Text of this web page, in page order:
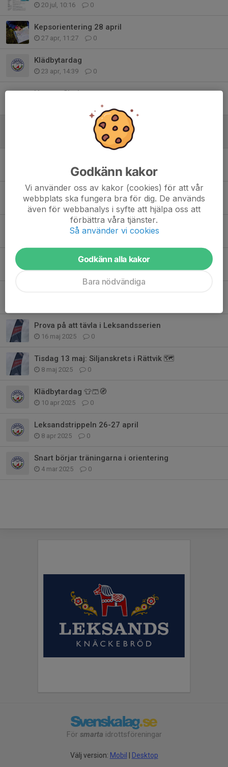
20 jul, 10:16 0
Kepsorientering 28 april
27 apr, 11:27 0
Klädbytardag
23 apr, 14:39 0
Hyra av SI-pinnar
Klubbläger 22-24 maj
0
15 dec 2025 0
Info från Skärmskoj
22 sep 2025 0
Ledare Skärmskoj
Klubbarbete Bondens Marknad
7 jul 2025 0
Prova på att tävla i Leksandsserien
16 maj 2025 0
Tisdag 13 maj: Siljanskrets i Rättvik 🗺️
8 maj 2025 0
Klädbytardag 👕🩳🧭
10 apr 2025 0
Leksandstrippeln 26-27 april
8 apr 2025 0
Snart börjar träningarna i orientering
4 mar 2025 0
För smarta idrottsföreningar
Välj version: Mobil | Desktop
Godkänn kakor
Vi använder oss av kakor (cookies) för att vår
webbplats ska fungera bra för dig. De används
även för webbanalys i syfte att hjälpa oss att
förbättra våra tjänster.
Så använder vi cookies
Godkänn alla kakor
Bara nödvändiga